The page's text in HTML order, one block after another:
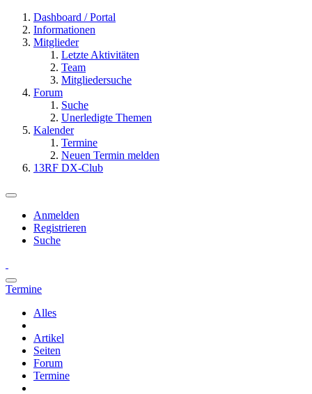
Dashboard / Portal
Informationen
Mitglieder
Letzte Aktivitäten
Team
Mitgliedersuche
Forum
Suche
Unerledigte Themen
Kalender
Termine
Neuen Termin melden
13RF DX-Club
Anmelden
Registrieren
Suche
Termine
Alles
Artikel
Seiten
Forum
Termine